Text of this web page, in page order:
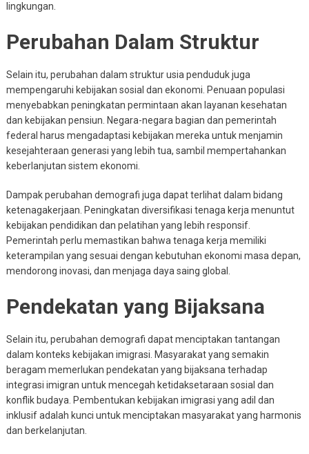
lingkungan.
Perubahan Dalam Struktur
Selain itu, perubahan dalam struktur usia penduduk juga
mempengaruhi kebijakan sosial dan ekonomi. Penuaan populasi
menyebabkan peningkatan permintaan akan layanan kesehatan
dan kebijakan pensiun. Negara-negara bagian dan pemerintah
federal harus mengadaptasi kebijakan mereka untuk menjamin
kesejahteraan generasi yang lebih tua, sambil mempertahankan
keberlanjutan sistem ekonomi.
Dampak perubahan demografi juga dapat terlihat dalam bidang
ketenagakerjaan. Peningkatan diversifikasi tenaga kerja menuntut
kebijakan pendidikan dan pelatihan yang lebih responsif.
Pemerintah perlu memastikan bahwa tenaga kerja memiliki
keterampilan yang sesuai dengan kebutuhan ekonomi masa depan,
mendorong inovasi, dan menjaga daya saing global.
Pendekatan yang Bijaksana
Selain itu, perubahan demografi dapat menciptakan tantangan
dalam konteks kebijakan imigrasi. Masyarakat yang semakin
beragam memerlukan pendekatan yang bijaksana terhadap
integrasi imigran untuk mencegah ketidaksetaraan sosial dan
konflik budaya. Pembentukan kebijakan imigrasi yang adil dan
inklusif adalah kunci untuk menciptakan masyarakat yang harmonis
dan berkelanjutan.